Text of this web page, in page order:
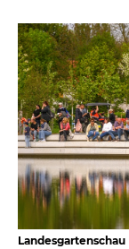
Landesgartenschau